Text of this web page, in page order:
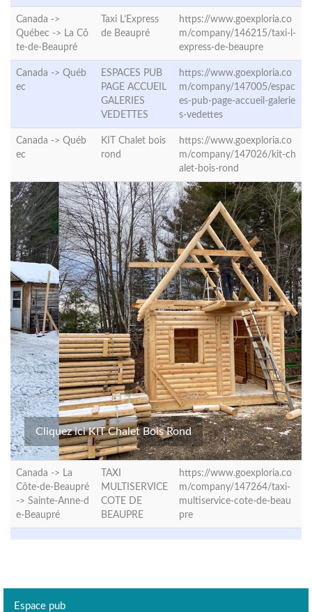
Canada ->
Québec -> La Cô
te-de-Beaupré
Taxi L’Express
de Beaupré
https://www.goexploria.co
m/company/146215/taxi-l-
express-de-beaupre
Canada -> Québ
ec
ESPACES PUB
PAGE ACCUEIL
GALERIES
VEDETTES
https://www.goexploria.co
m/company/147005/espac
es-pub-page-accueil-galerie
s-vedettes
Canada -> Québ
ec
KIT Chalet bois
rond
https://www.goexploria.co
m/company/147026/kit-ch
alet-bois-rond
Cliquez ici KIT Chalet Bois Rond
Canada -> La
Côte-de-Beaupré
-> Sainte-Anne-d
e-Beaupré
TAXI
MULTISERVICE
COTE DE
BEAUPRE
https://www.goexploria.co
m/company/147264/taxi-
multiservice-cote-de-beau
pre
Espace pub